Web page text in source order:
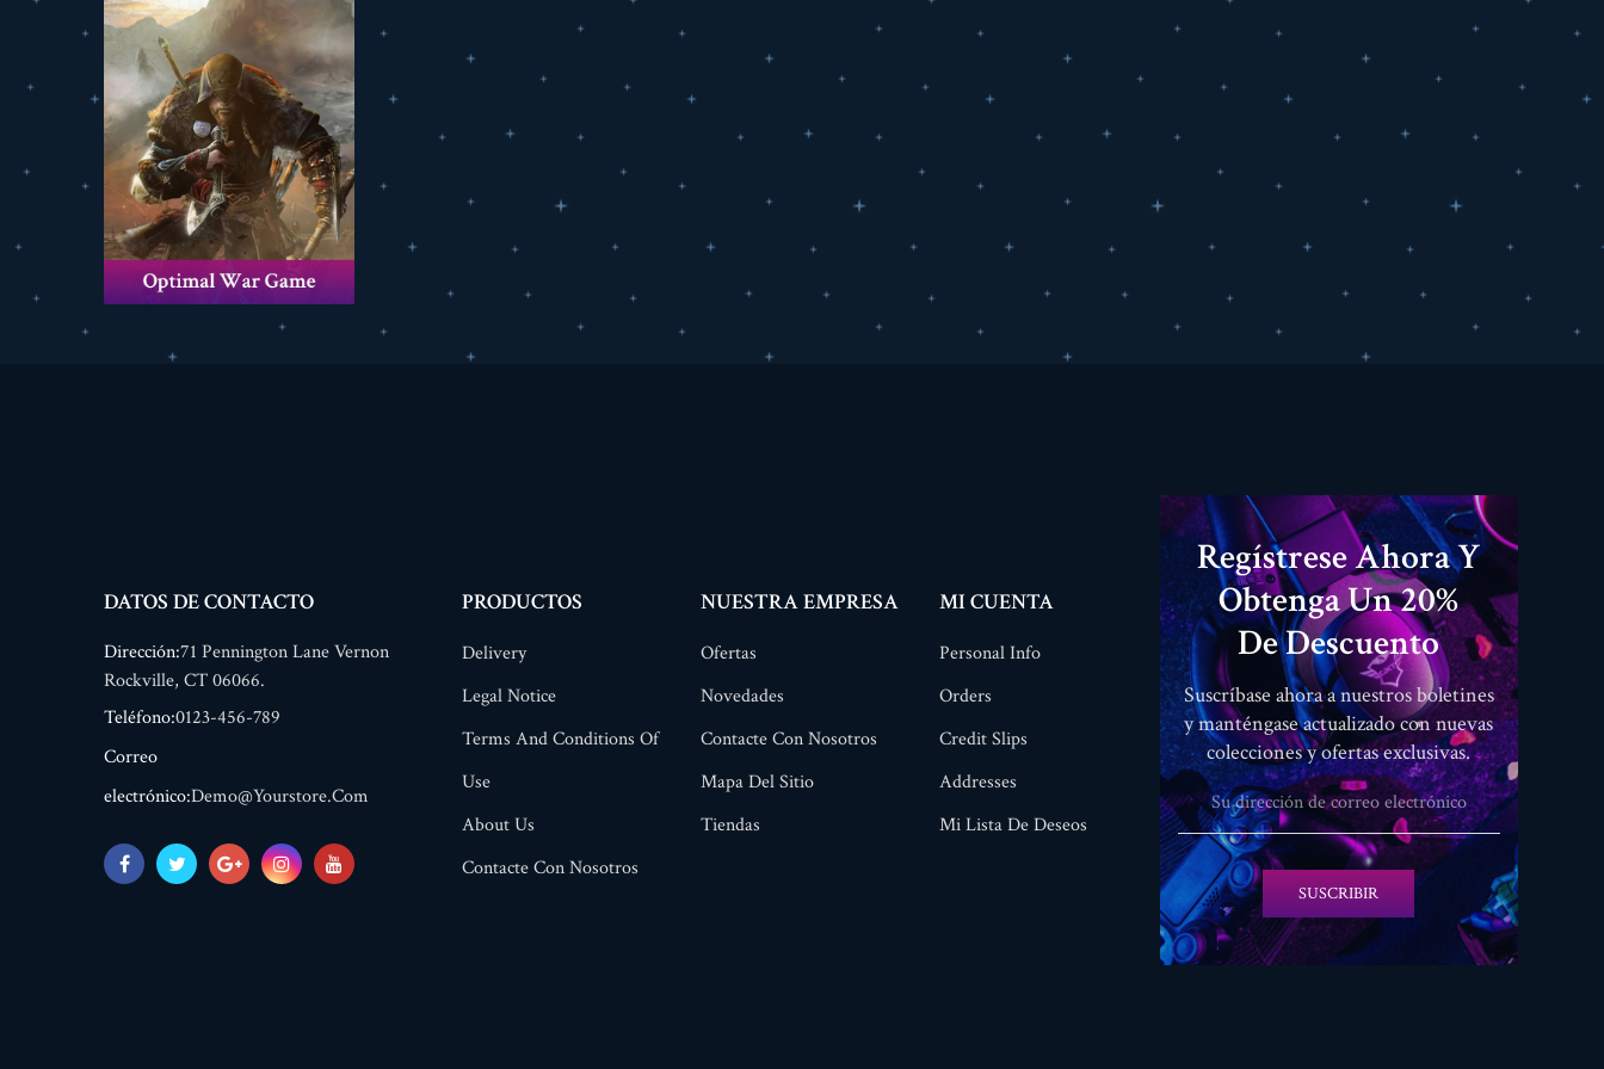
DATOS DE CONTACTO
Dirección:71 Pennington Lane Vernon
Rockville, CT 06066.
Teléfono:0123-456-789
Correo
electrónico:Demo@yourstore.com
PRODUCTOS
Delivery
Legal Notice
Terms And Conditions Of
Use
About Us
Contacte Con Nosotros
NUESTRA EMPRESA
Ofertas
Novedades
Contacte Con Nosotros
Mapa Del Sitio
Tiendas
MI CUENTA
Personal Info
Orders
Credit Slips
Addresses
Mi Lista De Deseos
Regístrese Ahora Y
Obtenga Un 20%
De Descuento
Suscríbase ahora a nuestros boletines
y manténgase actualizado con nuevas
colecciones y ofertas exclusivas.
SUSCRIBIR